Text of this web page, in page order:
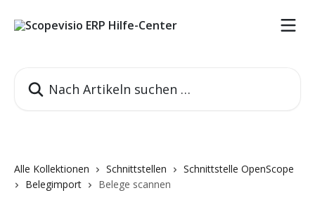
Alle Kollektionen Schnittstellen
Schnittstelle OpenScope
Belegimport
Belege scannen